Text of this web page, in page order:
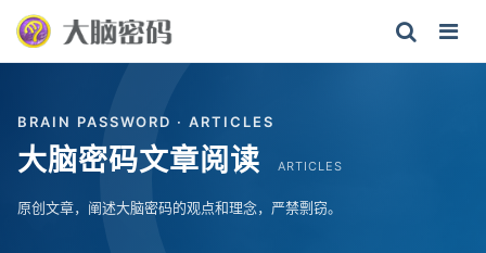
BRAIN PASSWORD · ARTICLES
大脑密码文章阅读 ARTICLES
原创文章，阐述大脑密码的观点和理念，严禁剽窃。